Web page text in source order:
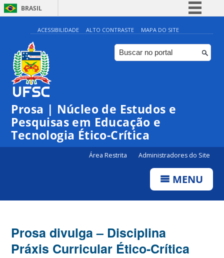
BRASIL
Simplifique!
Comunica BR
Participe
Canais
ACESSIBILIDADE ALTO CONTRASTE MAPA DO SITE
Prosa | Núcleo de Estudos e
Pesquisas em Educação e
Tecnologia Ético-Crítica
Área Restrita Administradores do Site
MENU
Prosa divulga – Disciplina
Práxis Curricular Ético-Crítica